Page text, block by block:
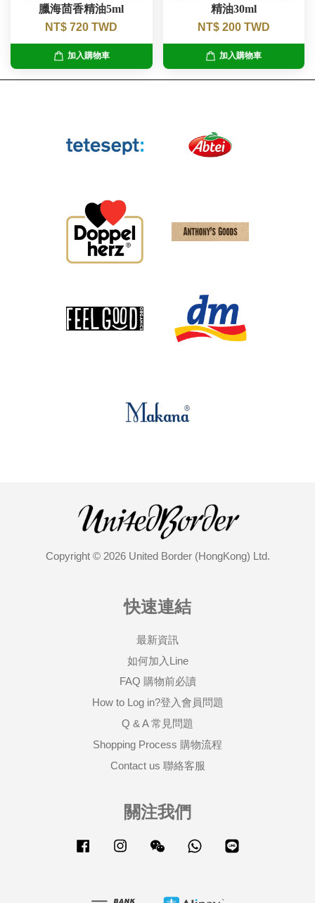
臘海茴香精油5ml
NT$ 720 TWD
加入購物車
精油30ml
NT$ 200 TWD
加入購物車
Copyright © 2026 United Border (HongKong) Ltd.
快速連結
最新資訊
如何加入Line
FAQ 購物前必讀
How to Log in?登入會員問題
Q & A 常見問題
Shopping Process 購物流程
Contact us 聯絡客服
關注我們
Facebook Instagram Wechat Whatsapp